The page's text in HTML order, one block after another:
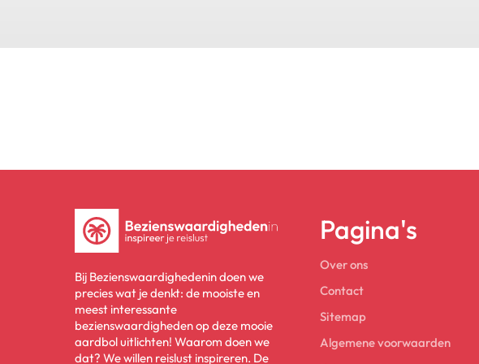
Bij Bezienswaardighedenin doen we
precies wat je denkt: de mooiste en
meest interessante
bezienswaardigheden op deze mooie
aardbol uitlichten! Waarom doen we
dat? We willen reislust inspireren. De
Pagina's
Over ons
Contact
Sitemap
Algemene voorwaarden